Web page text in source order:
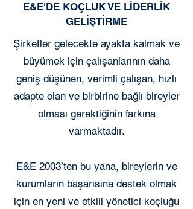
E&E'DE KOÇLUK VE LİDERLİK
GELİŞTİRME
Şirketler gelecekte ayakta kalmak ve
büyümek için çalışanlarının daha
geniş düşünen, verimli çalışan, hızlı
adapte olan ve birbirine bağlı bireyler
olması gerektiğinin farkına
varmaktadır.
E&E 2003’ten bu yana, bireylerin ve
kurumların başarısına destek olmak
için en yeni ve etkili yönetici koçluğu